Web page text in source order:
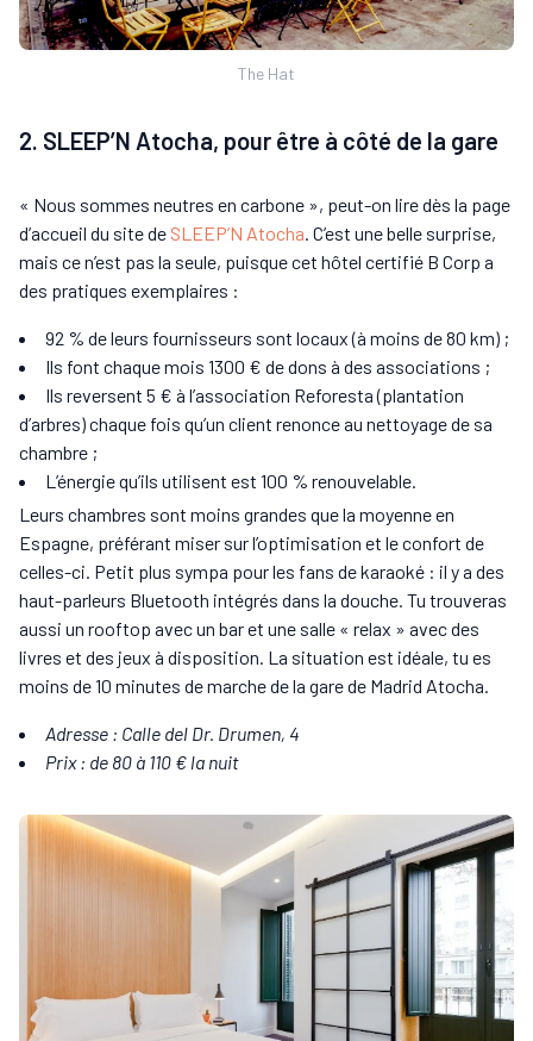
The Hat
2. SLEEP’N Atocha, pour être à côté de la gare
« Nous sommes neutres en carbone », peut-on lire dès la page
d’accueil du site de SLEEP’N Atocha. C’est une belle surprise,
mais ce n’est pas la seule, puisque cet hôtel certifié B Corp a
des pratiques exemplaires :
92 % de leurs fournisseurs sont locaux (à moins de 80 km) ;
Ils font chaque mois 1300 € de dons à des associations ;
Ils reversent 5 € à l’association Reforesta (plantation
d’arbres) chaque fois qu’un client renonce au nettoyage de sa
chambre ;
L’énergie qu’ils utilisent est 100 % renouvelable.
Leurs chambres sont moins grandes que la moyenne en
Espagne, préférant miser sur l’optimisation et le confort de
celles-ci. Petit plus sympa pour les fans de karaoké : il y a des
haut-parleurs Bluetooth intégrés dans la douche. Tu trouveras
aussi un rooftop avec un bar et une salle « relax » avec des
livres et des jeux à disposition. La situation est idéale, tu es
moins de 10 minutes de marche de la gare de Madrid Atocha.
Adresse : Calle del Dr. Drumen, 4
Prix : de 80 à 110 € la nuit